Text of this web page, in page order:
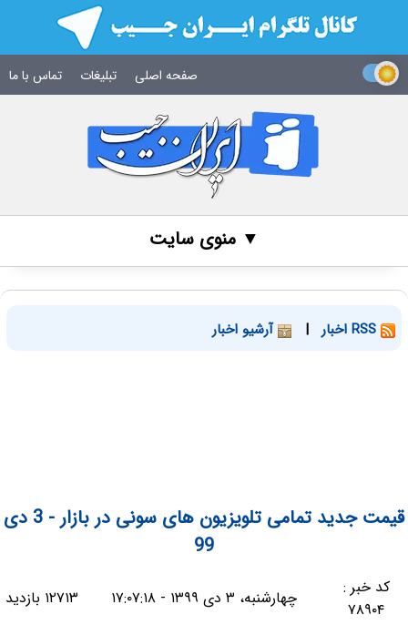
صفحه اصلی تبلیغات تماس با ما
▼ منوی سایت
| آرشیو اخبار
قیمت جدید تمامی تلویزیون های سونی در بازار - 3 دی
99
کد خبر :
۷۸۹۰۴
چهارشنبه، ۳ دی ۱۳۹۹ - ۱۷:۰۷:۱۸ ۱۲۷۱۳ بازدید